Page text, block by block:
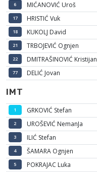
6 MIĆANOVIĆ Uroš
17 HRISTIĆ Vuk
18 KUKOLJ David
21 TRBOJEVIĆ Ognjen
22 DMITRAŠINOVIĆ Kristijan
77 DELIĆ Jovan
IMT
1 GRKOVIĆ Stefan
2 UROŠEVIĆ NemanJa
3 ILIĆ Stefan
4 ŠAMARA Ognjen
5 POKRAJAC Luka